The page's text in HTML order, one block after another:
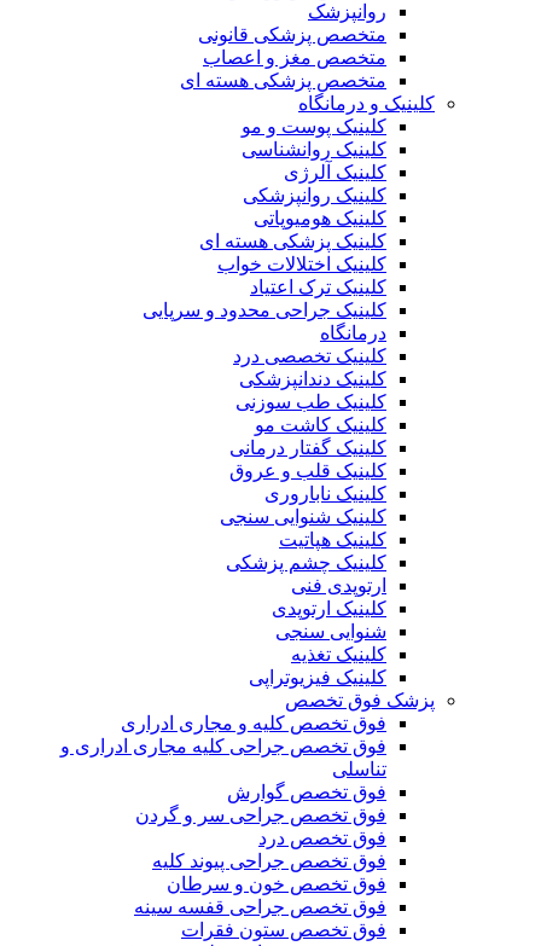
روانپزشک
متخصص پزشکی قانونی
متخصص مغز و اعصاب
متخصص پزشکی هسته ای
کلینیک و درمانگاه
کلینیک پوست و مو
کلینیک روانشناسی
کلینیک آلرژی
کلینیک روانپزشکی
کلینیک هومیوپاتی
کلینیک پزشکی هسته ای
کلینیک اختلالات خواب
کلینیک ترک اعتیاد
کلینیک جراحی محدود و سرپایی
درمانگاه
کلینیک تخصصی درد
کلینیک دندانپزشکی
کلینیک طب سوزنی
کلینیک کاشت مو
کلینیک گفتار درمانی
کلینیک قلب و عروق
کلینیک ناباروری
کلینیک شنوایی سنجی
کلینیک هپاتیت
کلینیک چشم پزشکی
ارتوپدی فنی
کلینیک ارتوپدی
شنوایی سنجی
کلینیک تغذیه
کلینیک فیزیوتراپی
پزشک فوق تخصص
فوق تخصص کلیه و مجاری ادراری
فوق تخصص جراحی کلیه مجاری ادراری و
تناسلی
فوق تخصص گوارش
فوق تخصص جراحی سر و گردن
فوق تخصص درد
فوق تخصص جراحی پیوند کلیه
فوق تخصص خون و سرطان
فوق تخصص جراحی قفسه سینه
فوق تخصص ستون فقرات